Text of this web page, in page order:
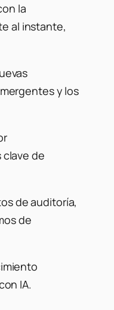
la
al instante,
y los
de
de auditoría,
de
IA.